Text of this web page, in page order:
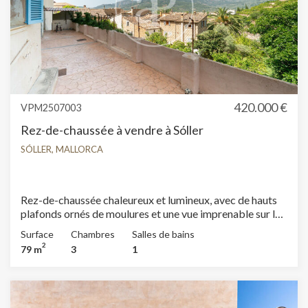
vous imaginer vivre ici ?
VPM2507003
420.000 €
Rez-de-chaussée à vendre à Sóller
SÓLLER, MALLORCA
Rez-de-chaussée chaleureux et lumineux, avec de hauts
plafonds ornés de moulures et une vue imprenable sur la
bâtiment pittoresque de style traditionnel des années 60.
Ce logement très lumineux se répartit sur une seule
première chambre, à la buanderie, à la salle de bain et au
salon-salle à manger, depuis lequel on accède aux deux
Surface
79 m2
Chambres
3
Salles de bains
1